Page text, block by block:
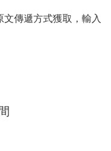
傳遞方式獲取，輸入